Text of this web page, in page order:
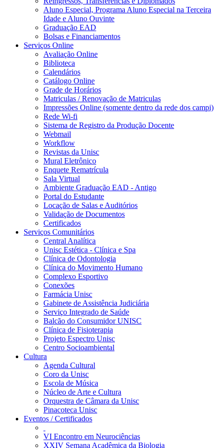
Aluno Especial, Programa Aluno Especial na Terceira
Idade e Aluno Ouvinte
Graduação EAD
Bolsas e Financiamentos
Serviços Online
Avaliação Online
Biblioteca
Calendários
Catálogo Online
Grade de Horários
Matriculas / Renovação de Matriculas
Impressões Online (somente dentro da rede dos campi)
Rede Wi-fi
Sistema de Registro da Produção Docente
Webmail
Workflow
Revistas da Unisc
Mural Eletrônico
Enquete Rematrícula
Sala Virtual
Ambiente Graduação EAD - Antigo
Portal do Estudante
Locação de Salas e Auditórios
Validação de Documentos
Certificados
Serviços Comunitários
Central Analítica
Unisc Estética - Clínica e Spa
Clínica de Odontologia
Clínica do Movimento Humano
Complexo Esportivo
Conexões
Farmácia Unisc
Gabinete de Assistência Judiciária
Serviço Integrado de Saúde
Balcão do Consumidor UNISC
Clínica de Fisioterapia
Projeto Espectro Unisc
Centro Socioambiental
Cultura
Agenda Cultural
Coro da Unisc
Escola de Música
Núcleo de Arte e Cultura
Orquestra de Câmara da Unisc
Pinacoteca Unisc
Eventos / Certificados
VI Encontro em Neurociências
XXIV Semana Acadêmica da Biologia